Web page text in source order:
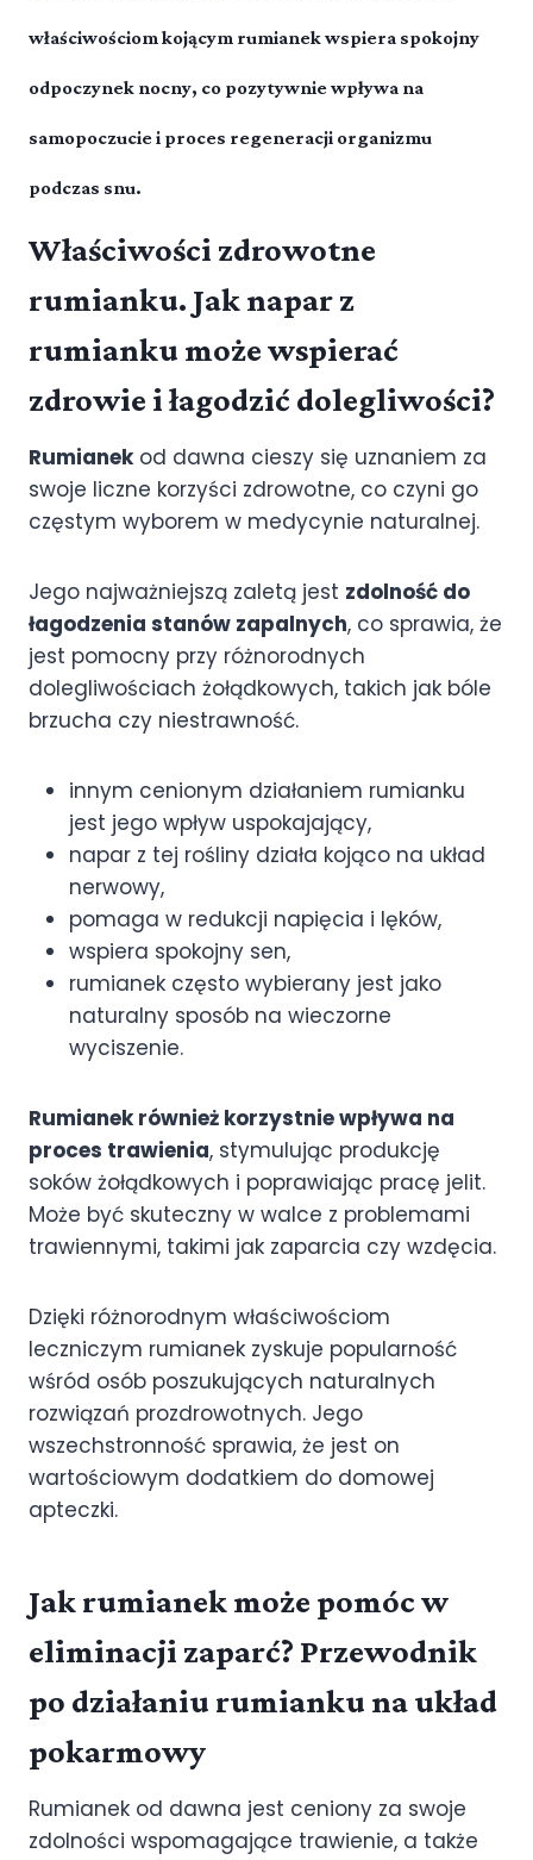
właściwościom kojącym rumianek wspiera spokojny
odpoczynek nocny, co pozytywnie wpływa na
samopoczucie i proces regeneracji organizmu
podczas snu.
Właściwości zdrowotne
rumianku. Jak napar z
rumianku może wspierać
zdrowie i łagodzić dolegliwości?
Rumianekod dawna cieszy się uznaniem za
swoje liczne korzyści zdrowotne, co czyni go
częstym wyborem w medycynie naturalnej.
Jego najważniejszą zaletą jest zdolność do
łagodzenia stanów zapalnych, co sprawia, że
jest pomocny przy różnorodnych
dolegliwościach żołądkowych, takich jak bóle
brzucha czy niestrawność.
innym cenionym działaniem rumianku
jest jego wpływ uspokajający,
napar z tej rośliny działa kojąco na układ
nerwowy,
pomaga w redukcji napięcia i lęków,
wspiera spokojny sen,
rumianek często wybierany jest jako
naturalny sposób na wieczorne
wyciszenie.
Rumianek również korzystnie wpływa na
proces trawienia, stymulując produkcję
soków żołądkowych i poprawiając pracę jelit.
Może być skuteczny w walce z problemami
trawiennymi, takimi jak zaparcia czy wzdęcia.
Dzięki różnorodnym właściwościom
leczniczym rumianek zyskuje popularność
wśród osób poszukujących naturalnych
rozwiązań prozdrowotnych. Jego
wszechstronność sprawia, że jest on
wartościowym dodatkiem do domowej
apteczki.
Jak rumianek może pomóc w
eliminacji zaparć? Przewodnik
po działaniu rumianku na układ
pokarmowy
Rumianek od dawna jest ceniony za swoje
zdolności wspomagające trawienie, a także